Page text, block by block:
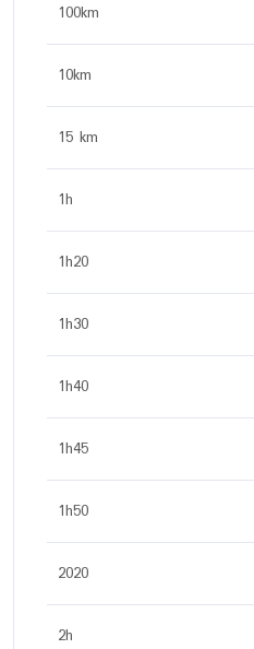
100km
10km
15 km
1h
1h20
1h30
1h40
1h45
1h50
2020
2h